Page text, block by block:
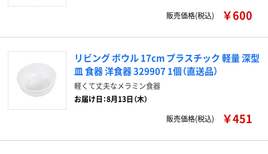
販売価格(税込)
￥600
リビング ボウル 17cm プラスチック 軽量 深型
皿 食器 洋食器 329907 1個（直送品）
軽くて丈夫なメラミン食器
お届け日：8月13日（木）
販売価格(税込)
￥451